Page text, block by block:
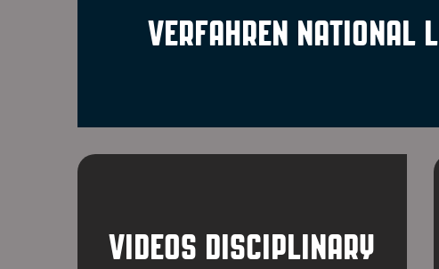
VERFAHREN NATIONAL
VIDEOS DISCIPLINARY